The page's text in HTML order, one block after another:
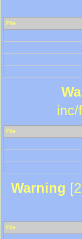
File
inc/
File
Warning
File